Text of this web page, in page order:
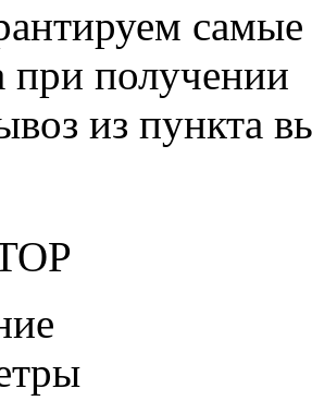
при получении
из пункта